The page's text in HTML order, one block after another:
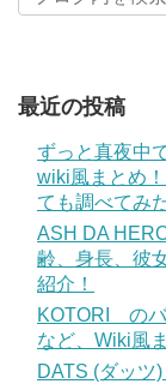
最近の投稿
ずっと真夜中
wiki風まとめ
ても調べてみ
ASH DA
齢、身長、彼
紹介！
KOTORI のバ
など、Wiki風
DATS (ダッツ